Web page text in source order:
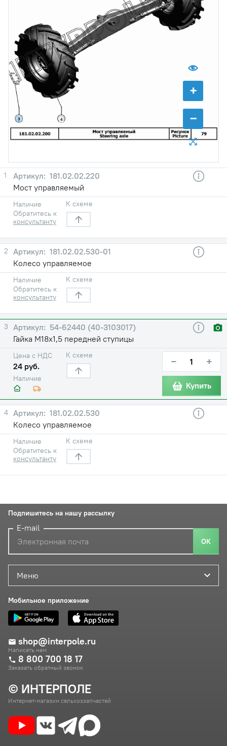
+
−
3 4
1
181.02.02.220
Мост управляемый
Наличие
Обратитесь к
консультанту
К схеме
2
181.02.02.530-01
Колесо управляемое
Наличие
Обратитесь к
консультанту
К схеме
3
54-62440 (40-3103017)
Гайка М18х1,5 передней ступицы
Наличие
Цена с НДС
24 руб.
К схеме − +
Купить
4
181.02.02.530
Колесо управляемое
Наличие
Обратитесь к
консультанту
К схеме
© ИНТЕРПОЛЕ
Интернет-магазин сельхоззапчастей
Меню
Мобильное приложение
shop@interpole.ru
Написать нам
8 800 700 18 17
Заказать обратный звонок
Подпишитесь на нашу рассылку
E-mail
ОК